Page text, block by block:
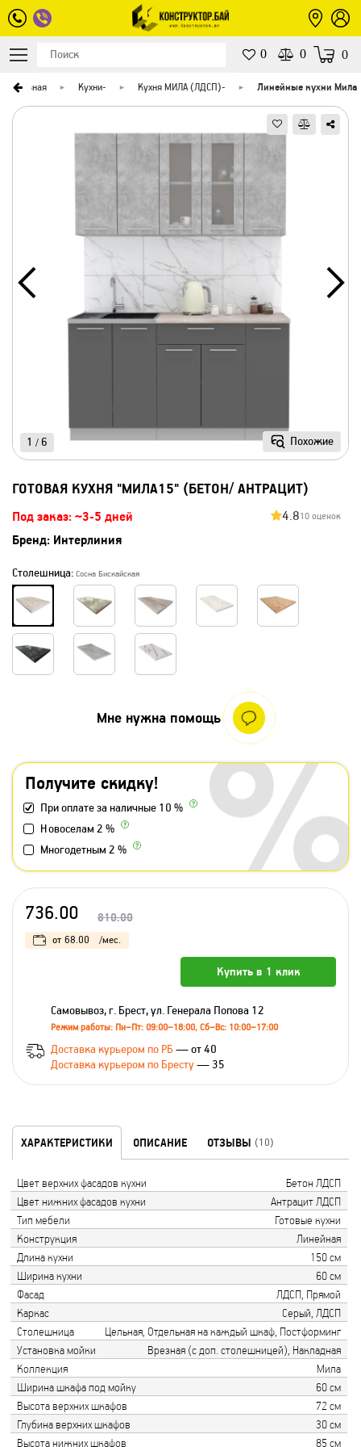
0 0 0
Главная Кухни- Кухня МИЛА (ЛДСП)- Линейные кухни Мила
Похожие
1 / 6
ГОТОВАЯ КУХНЯ "МИЛА15" (БЕТОН/ АНТРАЦИТ)
Под заказ: ~3-5 дней 4.810 оценок
Бренд: Интерлиния
Столешница: Сосна Бискайская
Получите скидку!
При оплате за наличные 10 %
Новоселам 2 %
Многодетным 2 %
Мне нужна помощь
736.00 810.00
от 68.00 /мес.
Купить в 1 клик
Самовывоз, г. Брест, ул. Генерала Попова 12
Режим работы: Пн–Пт: 09:00–18:00, Сб–Вс: 10:00–17:00
Доставка курьером по РБ — от 40
Доставка курьером по Бресту— 35
ХАРАКТЕРИСТИКИ ОПИСАНИЕ ОТЗЫВЫ (10)
Цвет верхних фасадов кухни
Бетон ЛДСП
Цвет нижних фасадов кухни
Антрацит ЛДСП
Тип мебели
Готовые кухни
Конструкция
Линейная
Длина кухни
150 см
Ширина кухни
60 см
Фасад
ЛДСП, Прямой
Каркас
Серый, ЛДСП
Столешница
Цельная, Отдельная на каждый шкаф, Постформинг
Установка мойки
Врезная (с доп. столешницей), Накладная
Коллекция
Мила
Ширина шкафа под мойку
60 см
Высота верхних шкафов
72 см
Глубина верхних шкафов
30 см
Высота нижних шкафов
85 см